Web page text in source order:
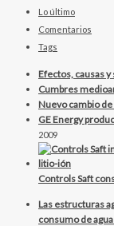
Lo último
Comentarios
Tags
Efectos, causas
Cumbres
Nuevo cambio
GE Energy
2009
Controls Saft
Las estructuras
consumo de